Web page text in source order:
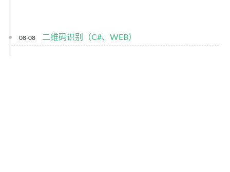
08-08 二维码识别（C#、WEB）